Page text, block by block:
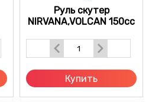
Руль скутер
NIRVANA,VOLCAN 150сс
Купить